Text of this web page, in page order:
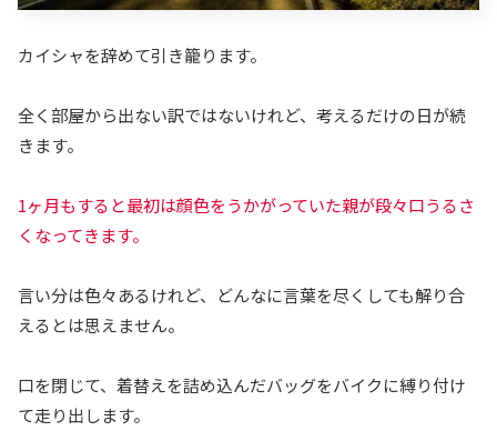
カイシャを辞めて引き籠ります。
全く部屋から出ない訳ではないけれど、考えるだけの日が続
きます。
1ヶ月もすると最初は顔色をうかがっていた親が段々口うるさ
くなってきます。
言い分は色々あるけれど、どんなに言葉を尽くしても解り合
えるとは思えません。
口を閉じて、着替えを詰め込んだバッグをバイクに縛り付け
て走り出します。